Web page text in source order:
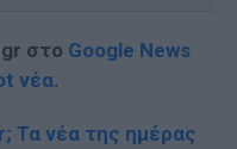
στο Google News
νέα.
Τα νέα της ημέρας